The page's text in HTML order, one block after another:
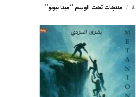
/ منتجات تحت الوسم “‎ميتا نيونو‎”
إضافة
قائمة
الرغبات